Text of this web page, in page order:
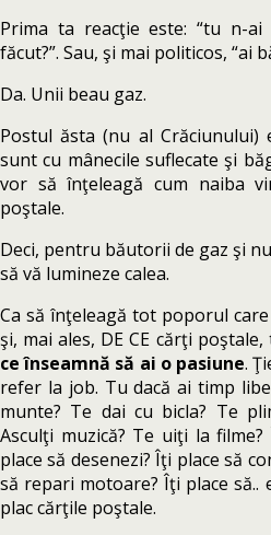
Prima ta reacţie este: “tu n-
făcut?”. Sau, şi mai politicos, “ai
Da. Unii beau gaz.
Postul ăsta (nu al Crăciunului)
sunt cu mânecile suflecate şi
vor să înţeleagă cum naiba
poştale.
Deci, pentru băutorii de gaz şi
să vă lumineze calea.
Ca să înţeleagă tot poporul
şi, mai ales, DE CE cărţi
ce înseamnă să ai o pasiune.
refer la job. Tu dacă ai timp
munte? Te dai cu bicla? Te
Asculţi muzică? Te uiţi la
place să desenezi? Îţi place să
să repari motoare? Îţi place să..
plac cărţile poştale.